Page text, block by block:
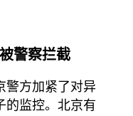
警察拦截
警方加紧了对异
的监控。北京有